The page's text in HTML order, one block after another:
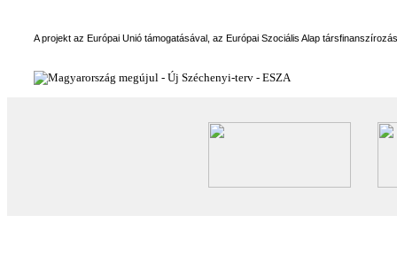
A projekt az Európai Unió támogatásával, az Európai Szociális Alap